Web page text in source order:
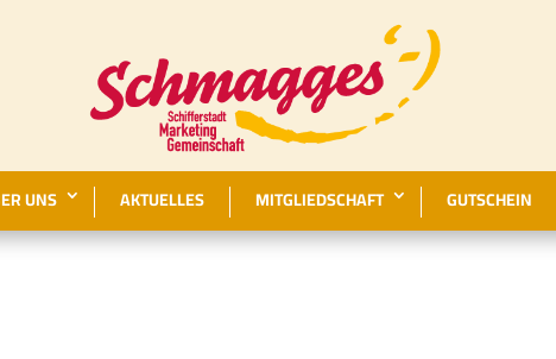
UNS AKTUELLES MITGLIEDSCHAFT GUTSCHEIN